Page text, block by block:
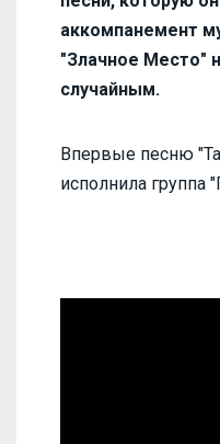
аккомпанемент
"Злачное Место"
случайным.
Впервые песню
исполнила